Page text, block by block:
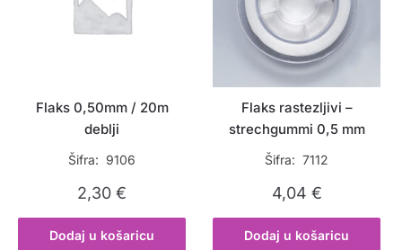
Flaks 0,50mm / 20m
deblji
Šifra: 9106
2,30€
Dodaj u košaricu
Flaks rastezljivi –
strechgummi 0,5 mm
Šifra: 7112
4,04 €
Dodaj u košaricu